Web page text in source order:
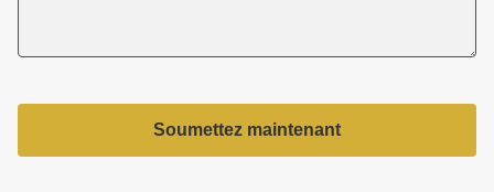
Soumettez maintenant